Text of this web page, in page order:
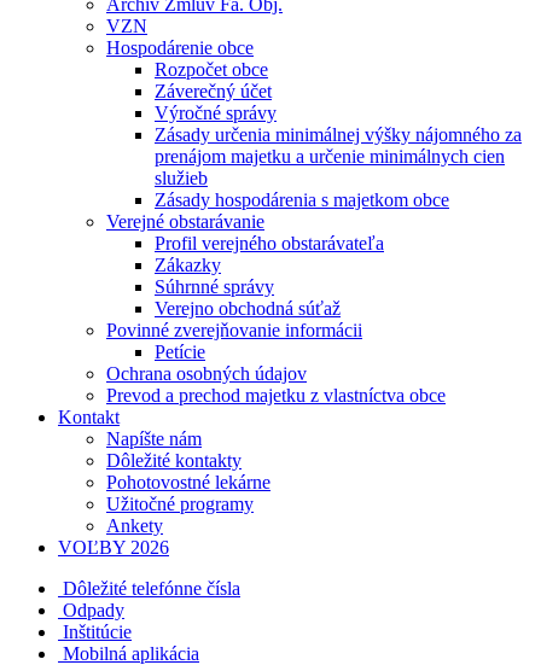
Archív Zmlúv Fa. Obj.
VZN
Hospodárenie obce
Rozpočet obce
Záverečný účet
Výročné správy
Zásady určenia minimálnej výšky nájomného za
prenájom majetku a určenie minimálnych cien
služieb
Zásady hospodárenia s majetkom obce
Verejné obstarávanie
Profil verejného obstarávateľa
Zákazky
Súhrnné správy
Verejno obchodná súťaž
Povinné zverejňovanie informácii
Petície
Ochrana osobných údajov
Prevod a prechod majetku z vlastníctva obce
Kontakt
Napíšte nám
Dôležité kontakty
Pohotovostné lekárne
Užitočné programy
Ankety
VOĽBY 2026
Dôležité telefónne čísla
Odpady
Inštitúcie
Mobilná aplikácia